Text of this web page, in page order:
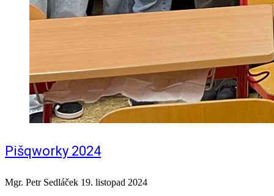
Pišqworky 2024
Mgr. Petr Sedláček 19. listopad 2024